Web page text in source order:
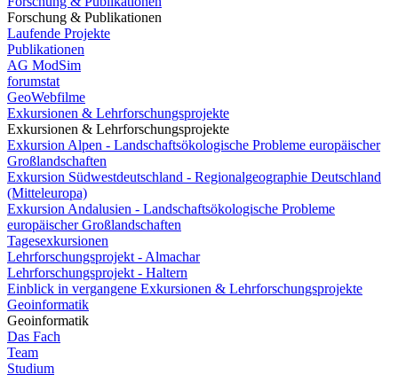
Forschung & Publikationen
Laufende Projekte
Publikationen
AG ModSim
forumstat
GeoWebfilme
Exkursionen & Lehrforschungsprojekte
Exkursionen & Lehrforschungsprojekte
Exkursion Alpen - Landschaftsökologische Probleme europäischer
Großlandschaften
Exkursion Südwestdeutschland - Regionalgeographie Deutschland
(Mitteleuropa)
Exkursion Andalusien - Landschaftsökologische Probleme
europäischer Großlandschaften
Tagesexkursionen
Lehrforschungsprojekt - Almachar
Lehrforschungsprojekt - Haltern
Einblick in vergangene Exkursionen & Lehrforschungsprojekte
Geoinformatik
Geoinformatik
Das Fach
Team
Studium